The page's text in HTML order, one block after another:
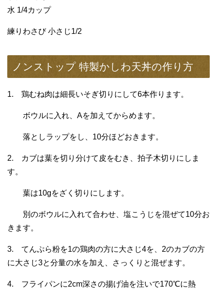
水 1/4カップ
練りわさび 小さじ1/2
ノンストップ 特製かしわ天丼の作り方
1. 鶏むね肉は細長いそぎ切りにして6本作ります。
ボウルに入れ、Aを加えてからめます。
落としラップをし、10分ほどおきます。
2. カブは葉を切り分けて皮をむき、拍子木切りにしま
す。
葉は10gをざく切りにします。
別のボウルに入れて合わせ、塩こうじを混ぜて10分お
きます。
3. てんぷら粉を1の鶏肉の方に大さじ4を、2のカブの方
に大さじ3と分量の水を加え、さっくりと混ぜます。
4. フライパンに2cm深さの揚げ油を注いで170℃に熱